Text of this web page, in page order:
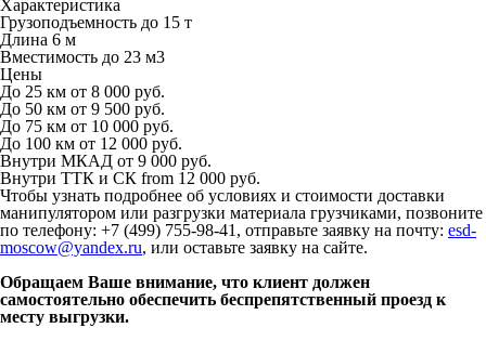
Характеристика
Грузоподъемность до 15 т
Длина 6 м
Вместимость до 23 м3
Цены
До 25 км от 8 000 руб.
До 50 км от 9 500 руб.
До 75 км от 10 000 руб.
До 100 км от 12 000 руб.
Внутри МКАД от 9 000 руб.
Внутри ТТК и СК from 12 000 руб.
Чтобы узнать подробнее об условиях и стоимости доставки
манипулятором или разгрузки материала грузчиками, позвоните
по телефону: +7 (499) 755-98-41, отправьте заявку на почту: esd-
moscow@yandex.ru, или оставьте заявку на сайте.
Обращаем Ваше внимание, что клиент должен
самостоятельно обеспечить беспрепятственный проезд к
месту выгрузки.